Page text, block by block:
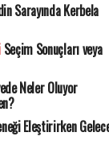
Sarayında Kerbela
Seçim Sonuçları veya
Neler Oluyor
Eleştirirken